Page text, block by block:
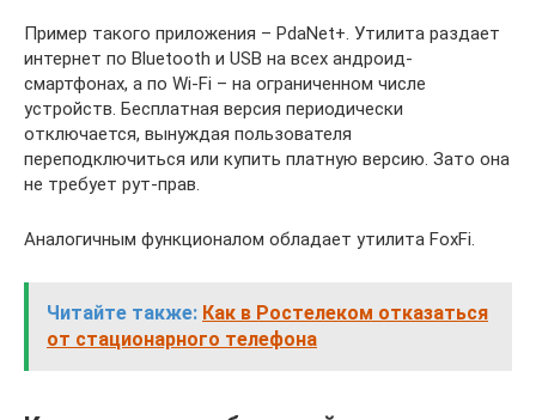
Пример такого приложения – PdaNet+. Утилита раздает
интернет по Bluetooth и USB на всех андроид-
смартфонах, а по Wi-Fi – на ограниченном числе
устройств. Бесплатная версия периодически
отключается, вынуждая пользователя
переподключиться или купить платную версию. Зато она
не требует рут-прав.
Аналогичным функционалом обладает утилита FoxFi.
Читайте также: Как в Ростелеком отказаться
от стационарного телефона